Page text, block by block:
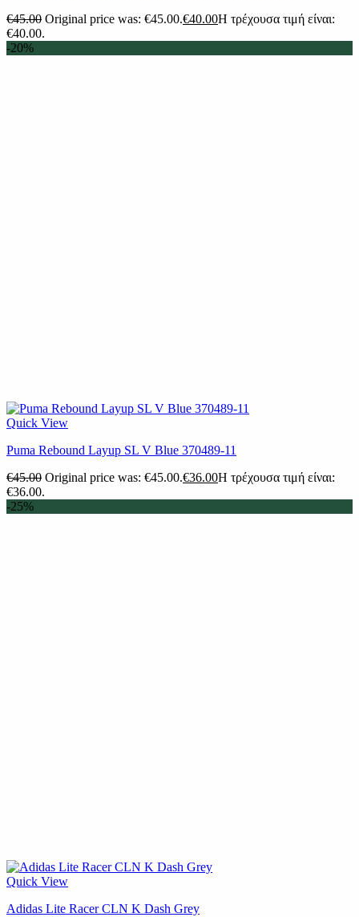
€45.00 Original price was: €45.00.€40.00Η τρέχουσα τιμή είναι:
€40.00.
-20%
Quick View
Puma Rebound Layup SL V Blue 370489-11
€45.00 Original price was: €45.00.€36.00Η τρέχουσα τιμή είναι:
€36.00.
-25%
Quick View
Adidas Lite Racer CLN K Dash Grey